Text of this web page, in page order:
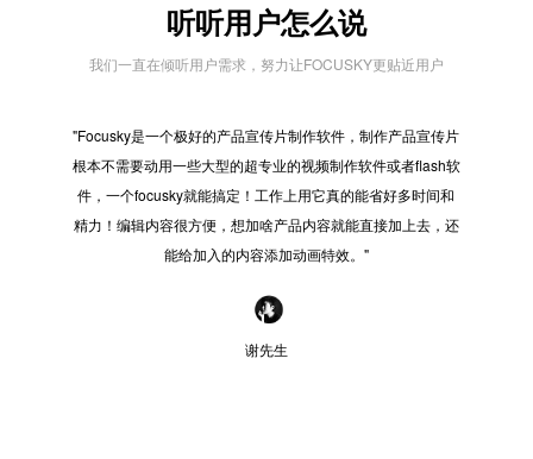
听听用户怎么说
我们一直在倾听用户需求，努力让FOCUSKY更贴近用户
"Focusky是一个极好的产品宣传片制作软件，制作产品宣传片
根本不需要动用一些大型的超专业的视频制作软件或者flash软
件，一个focusky就能搞定！工作上用它真的能省好多时间和
精力！编辑内容很方便，想加啥产品内容就能直接加上去，还
能给加入的内容添加动画特效。"
谢先生